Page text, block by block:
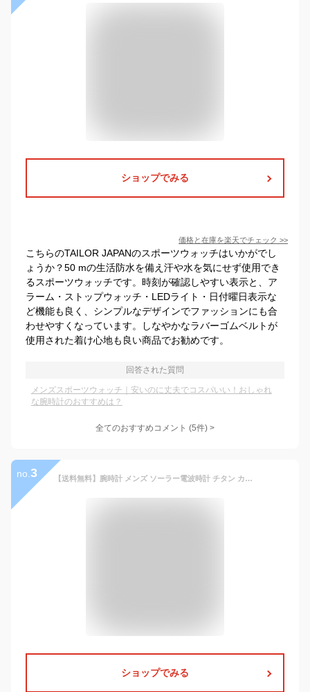
ショップでみる
価格と在庫を楽天でチェック >>
こちらのTAILOR JAPANのスポーツウォッチはいかがでし
ょうか？50 mの生活防水を備え汗や水を気にせず使用でき
るスポーツウォッチです。時刻が確認しやすい表示と、ア
ラーム・ストップウォッチ・LEDライト・日付曜日表示な
ど機能も良く、シンプルなデザインでファッションにも合
わせやすくなっています。しなやかなラバーゴムベルトが
使用された着け心地も良い商品でお勧めです。
回答された質問
メンズスポーツウォッチ｜安いのに丈夫でコスパいい！おしゃれ
な腕時計のおすすめは？
全てのおすすめコメント (5件) >
no. 3 【送料無料】腕時計 メンズ ソーラー電波時計 チタン カシオ CASIO【国内正規品】カシオ 電波時計 ソーラー 電波 日付 ブランド マルチバンド6 電波腕時計 5気圧防水 男性 就活 大学生 社会人 高校生 アナログ 防水 軽量 受験 受験用 バレンタイン 就職祝い ギフト【RSL】
ショップでみる